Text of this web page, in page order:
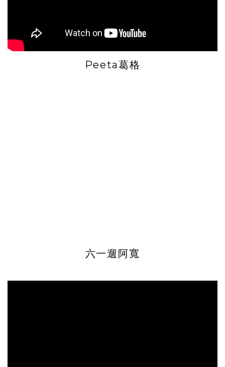
Peeta葛格
六一遛阿寬